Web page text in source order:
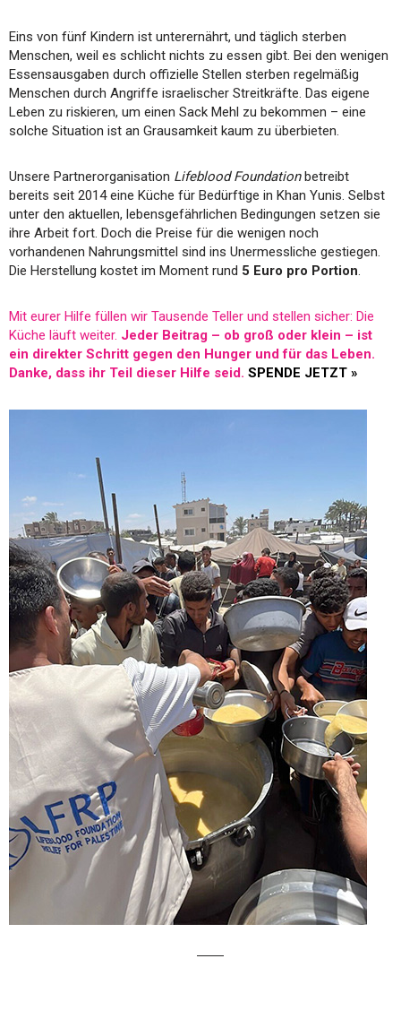
Eins von fünf Kindern ist unterernährt, und täglich sterben
Menschen, weil es schlicht nichts zu essen gibt. Bei den wenigen
Essensausgaben durch offizielle Stellen sterben regelmäßig
Menschen durch Angriffe israelischer Streitkräfte. Das eigene
Leben zu riskieren, um einen Sack Mehl zu bekommen – eine
solche Situation ist an Grausamkeit kaum zu überbieten.
Unsere Partnerorganisation Lifeblood Foundationbetreibt
bereits seit 2014 eine Küche für Bedürftige in Khan Yunis. Selbst
unter den aktuellen, lebensgefährlichen Bedingungen setzen sie
ihre Arbeit fort. Doch die Preise für die wenigen noch
vorhandenen Nahrungsmittel sind ins Unermessliche gestiegen.
Die Herstellung kostet im Moment rund 5 Euro pro Portion.
Mit eurer Hilfe füllen wir Tausende Teller und stellen sicher: Die
Küche läuft weiter. Jeder Beitrag – ob groß oder klein – ist
ein direkter Schritt gegen den Hunger und für das Leben.
Danke, dass ihr Teil dieser Hilfe seid. SPENDE JETZT »